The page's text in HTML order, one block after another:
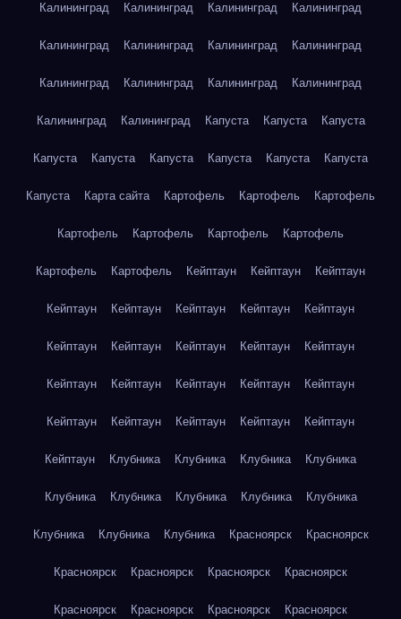
Калининград Калининград Калининград Калининград
Калининград Калининград Калининград Калининград
Калининград Калининград Калининград Калининград
Калининград Калининград Капуста Капуста Капуста
Капуста Капуста Капуста Капуста Капуста Капуста
Капуста Карта сайта Картофель Картофель Картофель
Картофель Картофель Картофель Картофель
Картофель Картофель Кейптаун Кейптаун Кейптаун
Кейптаун Кейптаун Кейптаун Кейптаун Кейптаун
Кейптаун Кейптаун Кейптаун Кейптаун Кейптаун
Кейптаун Кейптаун Кейптаун Кейптаун Кейптаун
Кейптаун Кейптаун Кейптаун Кейптаун Кейптаун
Кейптаун Клубника Клубника Клубника Клубника
Клубника Клубника Клубника Клубника Клубника
Клубника Клубника Клубника Красноярск Красноярск
Красноярск Красноярск Красноярск Красноярск
Красноярск Красноярск Красноярск Красноярск